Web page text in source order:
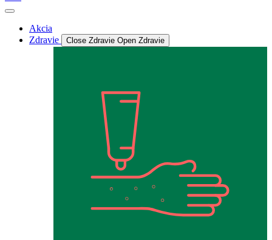
Akcia
Zdravie
Close Zdravie Open Zdravie